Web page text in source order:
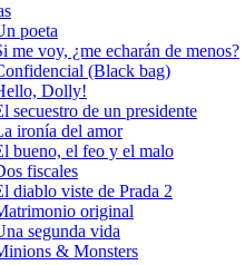
poeta
me voy, ¿me echarán de menos?
(Black bag)
Dolly!
secuestro de un presidente
ironía del amor
bueno, el feo y el malo
fiscales
diablo viste de Prada 2
original
segunda vida
& Monsters